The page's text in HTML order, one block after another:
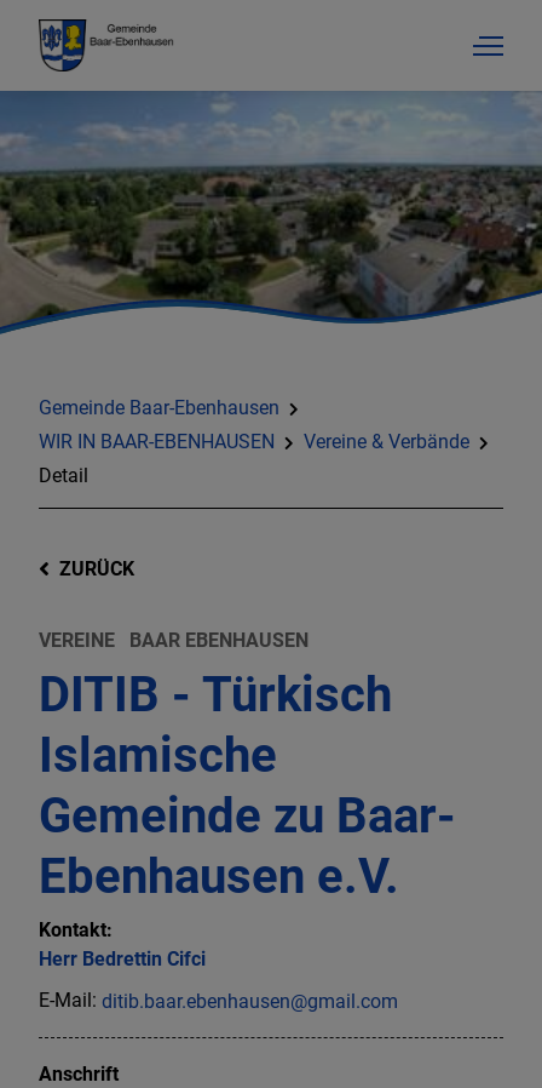
Gemeinde Baar-Ebenhausen
WIR IN BAAR-EBENHAUSEN
Vereine & Verbände
Detail
ZURÜCK
VEREINE BAAR EBENHAUSEN
DITIB - Türkisch
Islamische
Gemeinde zu Baar-
Ebenhausen e.V.
Kontakt:
Herr Bedrettin Cifci
E-Mail: ditib.baar.ebenhausen@gmail.com
Anschrift